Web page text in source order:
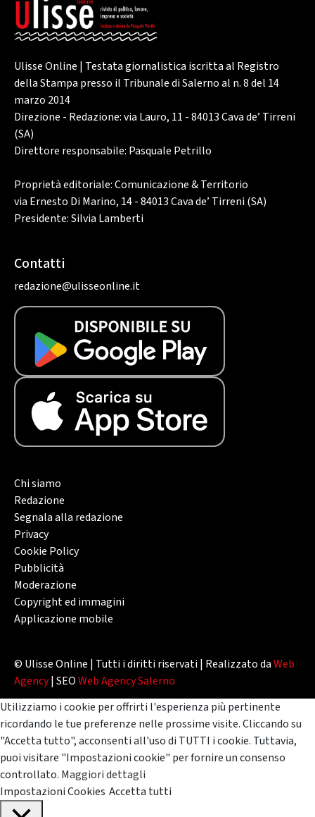
Ulisse Online | Testata giornalistica iscritta al Registro
della Stampa presso il Tribunale di Salerno al n. 8 del 14
marzo 2014
Direzione - Redazione: via Lauro, 11 - 84013 Cava de’ Tirreni
(SA)
Direttore responsabile: Pasquale Petrillo
Proprietà editoriale: Comunicazione & Territorio
via Ernesto Di Marino, 14 - 84013 Cava de’ Tirreni (SA)
Presidente: Silvia Lamberti
Contatti
redazione@ulisseonline.it
Chi siamo
Redazione
Segnala alla redazione
Privacy
Cookie Policy
Pubblicità
Moderazione
Copyright ed immagini
Applicazione mobile
© Ulisse Online | Tutti i diritti riservati | Realizzato daWeb
Agency| SEOWeb Agency Salerno
Utilizziamo i cookie per offrirti l'esperienza più pertinente
ricordando le tue preferenze nelle prossime visite. Cliccando su
"Accetta tutto", acconsenti all'uso di TUTTI i cookie. Tuttavia,
puoi visitare "Impostazioni cookie" per fornire un consenso
controllato. Maggiori dettagli
Impostazioni Cookies Accetta tutti